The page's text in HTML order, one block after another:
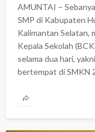
AMUNTAI –
SMP di Kabupaten
Kalimantan Selatan,
Kepala Sekolah
selama dua hari,
bertempat di SMKN